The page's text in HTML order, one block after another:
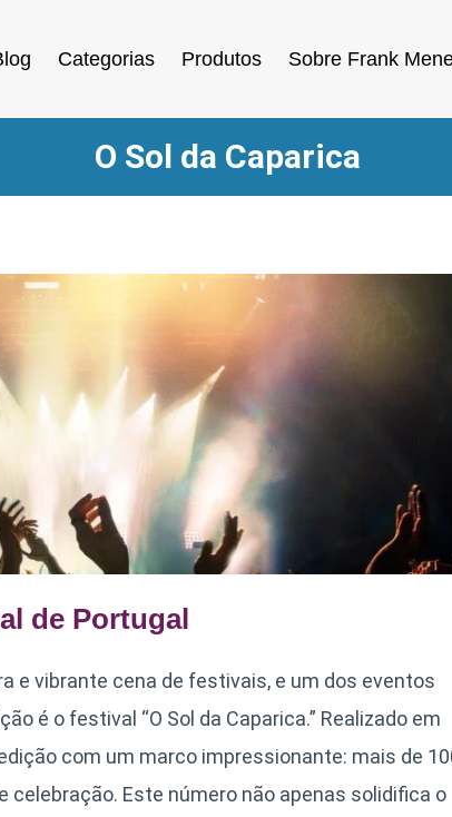
Categorias Produtos Sobre Frank
O Sol da Caparica
de Portugal
e vibrante cena de festivais, e um dos eventos
é o festival “O Sol da Caparica.” Realizado em
com um marco impressionante: mais de
celebração. Este número não apenas solidifica o